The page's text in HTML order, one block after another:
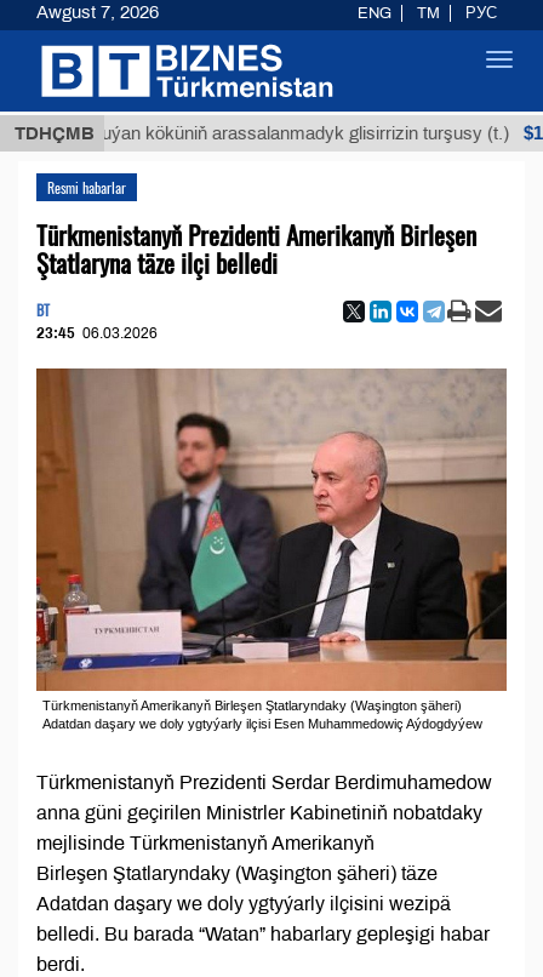
TDHÇMB
Buýan köküniň arassalanmadyk glisirrizin turşusy (t.)
Resmi habarlar
Türkmenistanyň Prezidenti Amerikanyň Birleşen
Ştatlaryna täze ilçi belledi
BT
23:45 06.03.2026
Türkmenistanyň Amerikanyň Birleşen Ştatlaryndaky (Waşington şäheri)
Adatdan daşary we doly ygtyýarly ilçisi Esen Muhammedowiç Aýdogdyýew
Türkmenistanyň Prezidenti Serdar Berdimuhamedow
anna güni geçirilen Ministrler Kabinetiniň nobatdaky
mejlisinde Türkmenistanyň Amerikanyň
Birleşen Ştatlaryndaky (Waşington şäheri) täze
Adatdan daşary we doly ygtyýarly ilçisini wezipä
belledi. Bu barada “Watan” habarlary gepleşigi habar
berdi.
Awgust 7, 2026 ENG TM РУС